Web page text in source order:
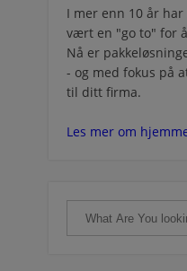
I mer enn 10 år
vært en "go to" for
Nå er
- og med fokus på
til ditt firma.
Les mer om